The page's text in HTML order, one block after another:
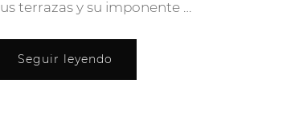
terrazas y su imponente …
Seguir leyendo